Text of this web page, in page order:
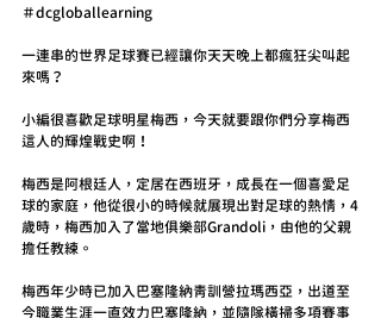
＃dcgloballearning
一連串的世界足球賽已經讓你天天晚上都瘋狂尖叫起
來嗎？
小編很喜歡足球明星梅西，今天就要跟你們分享梅西
這人的輝煌戰史啊！
梅西是阿根廷人，定居在西班牙，成長在一個喜愛足
球的家庭，他從很小的時候就展現出對足球的熱情，4
歲時，梅西加入了當地俱樂部Grandoli，由他的父親
擔任教練。
梅西年少時已加入巴塞隆納青訓營拉瑪西亞，出道至
今職業生涯一直效力巴塞隆納，並隨隊橫掃多項賽事